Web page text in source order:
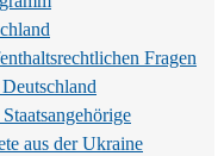
Fragen
aus der Ukraine